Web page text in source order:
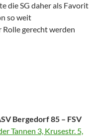
die SG daher als Favorit
so weit
Rolle gerecht werden
Bergedorf 85 – FSV
Tannen 3, Krusestr. 5,